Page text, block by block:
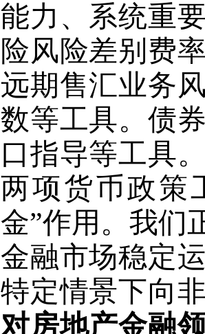
能力、系统重
险风险差别费
远期售汇业务
数等工具。债
口指导等工具
两项货币政策
金”作用。我们
金融市场稳定
特定情景下向
对房地产金融